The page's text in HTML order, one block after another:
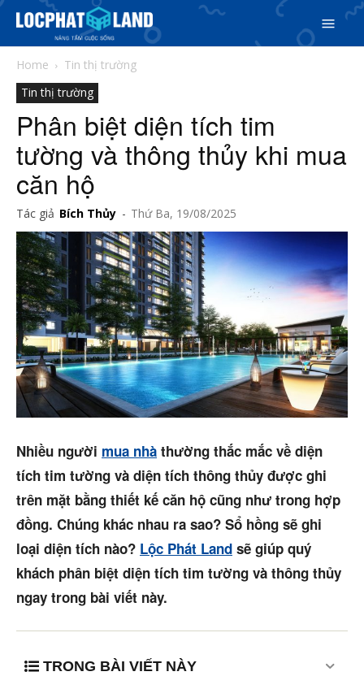
Search
5/5(1 Review)
Phiên bản cập nhật V3
& tìm kiếm nhanh chóng hơn
Trang chủ
Dự án
Mua bán
Thị trường
Liên hệ
Search
Home
Tin thị trường
Tin thị trường
Phân biệt diện tích tim
tường và thông thủy khi mua
căn hộ
Tác giả Bích Thủy - Thứ Ba, 19/08/2025
Nhiều người mua nhà thường thắc mắc về diện
tích tim tường và diện tích thông thủy được ghi
trên mặt bằng thiết kế căn hộ cũng như trong hợp
đồng. Chúng khác nhau ra sao? Sổ hồng sẽ ghi
loại diện tích nào? Lộc Phát Land sẽ giúp quý
khách phân biệt diện tích tim tường và thông thủy
ngay trong bài viết này.
TRONG BÀI VIẾT NÀY